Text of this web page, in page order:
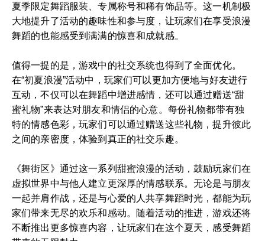
夏季限定舞蹈服装、专属称号和稀有饰品等。这一机制极
大地提升了活动的趣味性和参与度，让玩家们在享受浪漫
舞蹈的也能感受到满满的惊喜和成就感。
值得一提的是，游戏中的社交系统也得到了全面优化。
在“初夏浪漫”活动中，玩家们可以更加方便地与好友进行
互动，不仅可以在舞蹈中增进感情，还可以通过赠送“甜
蜜礼物”来表达对朋友和情侣的心意。每份礼物都带有独
特的情感色彩，玩家们可以通过赠送这些礼物，提升彼此
之间的亲密度，体验到真正的社交乐趣。
《舞街区》通过这一系列甜蜜浪漫的活动，鼓励玩家们在
虚拟世界中与他人建立更深厚的情感联系。无论是与朋友
一起并肩作战，还是与心爱的人共享舞蹈时光，都能为玩
家们带来无尽的欢乐和感动。随着活动的推进，游戏还将
不断推出更多惊喜内容，让玩家们在这个夏天，感受舞蹈